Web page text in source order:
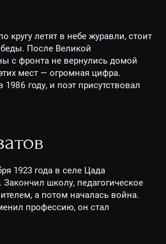
кругу летят в небе журавли, стоит
После Великой
с фронта не вернулись домой
мест — огромная цифра.
году, и поэт присутствовал
1923 года в селе Цада
Закончил школу, педагогическое
а потом началась война.
профессию, он стал